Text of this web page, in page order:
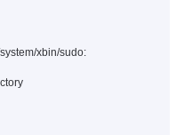
xbin/sudo: